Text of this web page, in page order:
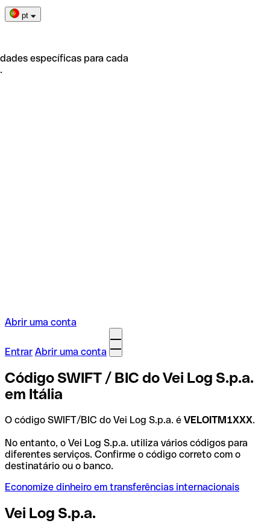
pt
específicas para cada
Abrir uma conta
Entrar Abrir uma conta
Código SWIFT / BIC do Vei Log S.p.a.
em Itália
O código SWIFT/BIC do Vei Log S.p.a. é VELOITM1XXX.
No entanto, o Vei Log S.p.a. utiliza vários códigos para
diferentes serviços. Confirme o código correto com o
destinatário ou o banco.
Economize dinheiro em transferências internacionais
Vei Log S.p.a.